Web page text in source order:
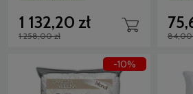
1 132,20 zł
1 258,00 zł 84,00
-10%